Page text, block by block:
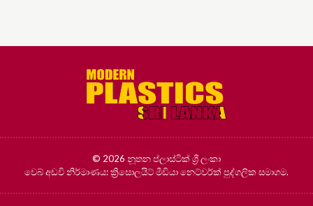
© 2026 නූතන ප්ලාස්ටික් ශ්‍රී ලංකා
වෙබ් අඩවි නිර්මාණය:ක්‍රිසොලයිට් මීඩියා නෙට්වර්ක් පුද්ගලික සමාගම.